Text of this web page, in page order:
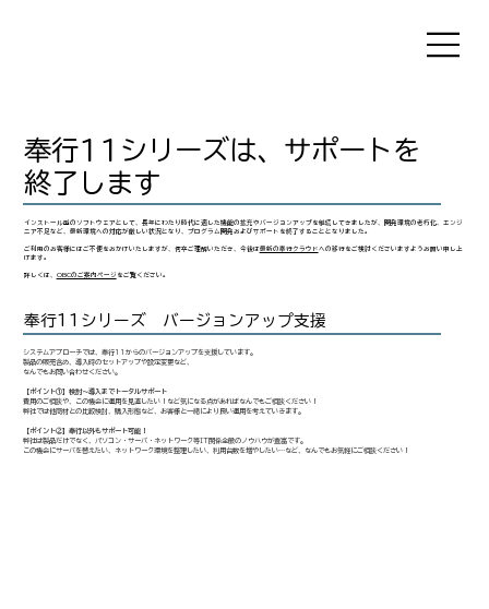
奉行11シリーズは、サポートを
終了します
インストール型のソフトウェアとして、長年にわたり時代に適した機能の拡充やバージョンアップを継続してきましたが、開発環境の老朽化、エンジ
ニア不足など、最新環境への対応が厳しい状況となり、プログラム開発およびサポートを終了することとなりました。
ご利用のお客様にはご不便をおかけいたしますが、何卒ご理解いただき、今後は最新の奉行クラウドへの移行をご検討くださいますようお願い申し上
げます。
​詳しくは、 OBCのご案内ページ をご覧ください。
奉行11シリーズ バージョンアップ支援
システムアプローチでは、奉行11からのバージョンアップを支援しています。
製品の販売含め、導入時のセットアップや設定変更など、
なんでもお問い合わせください。
【ポイント①】検討～導入までトータルサポート
費用のご相談や、この機会に運用を見直したい！など気になる点があればなんでもご相談ください！
弊社では他商材との比較検討、購入形態など、お客様と一緒により良い運用を考えていきます。
【ポイント②】奉行以外もサポート可能！
弊社は製品だけでなく、パソコン・サーバ・ネットワーク等IT関係全般のノウハウが豊富です。
この機会にサーバを替えたい、ネットワーク環境を整理したい、利用台数を増やしたい…など、なんでもお気軽にご相談ください！